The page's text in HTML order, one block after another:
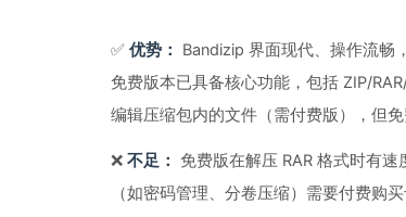
✅ 优势：
Bandizip 界面现代、操作流畅
免费版本已具备核心功能，包括 ZIP/
编辑压缩包内的文件（需付费版），但免
❌ 不足：
免费版在解压 RAR 格式时有
（如密码管理、分卷压缩）需要付费购买